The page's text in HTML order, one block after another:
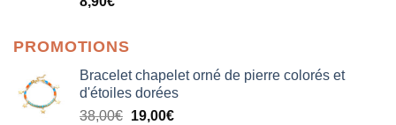
PROMOTIONS
Bracelet chapelet orné de pierre colorés et
d'étoiles dorées
38,00€ Le
19,00€Le